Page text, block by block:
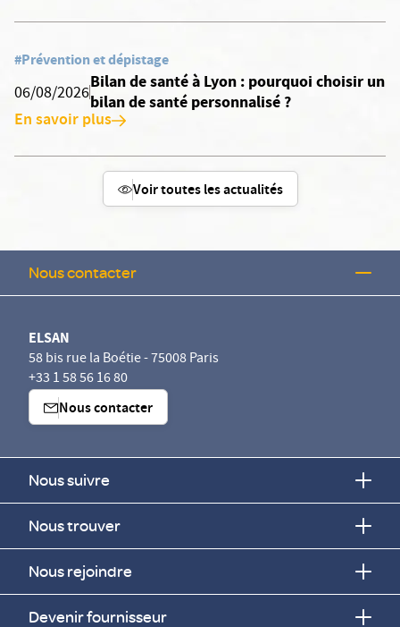
#Prévention et dépistage
06/08/2026
Bilan de santé à Lyon : pourquoi choisir un
bilan de santé personnalisé ?
En savoir plus
Voir toutes les actualités
Nous contacter
ELSAN
58 bis rue la Boétie - 75008 Paris
+33 1 58 56 16 80
Nous contacter
Nous suivre
Nous trouver
Nous rejoindre
Devenir fournisseur